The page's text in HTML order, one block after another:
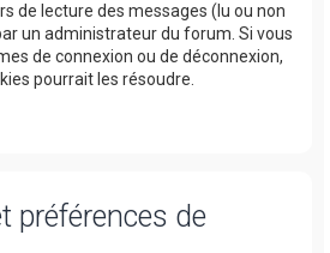
de lecture des messages (lu ou non
un administrateur du forum. Si vous
de connexion ou de déconnexion,
pourrait les résoudre.
préférences de